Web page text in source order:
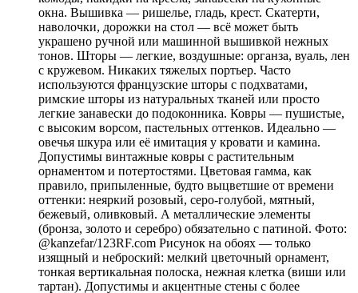
окна. Вышивка — ришелье, гладь, крест. Скатерти,
наволочки, дорожки на стол — всё может быть
украшено ручной или машинной вышивкой нежных
тонов. Шторы — легкие, воздушные: органза, вуаль, лен
с кружевом. Никаких тяжелых портьер. Часто
используются французские шторы с подхватами,
римские шторы из натуральных тканей или просто
легкие занавески до подоконника. Ковры — пушистые,
с высоким ворсом, пастельных оттенков. Идеально —
овечья шкура или её имитация у кровати и камина.
Допустимы винтажные ковры с растительным
орнаментом и потертостями. Цветовая гамма, как
правило, припыленные, будто выцветшие от времени
оттенки: неяркий розовый, серо-голубой, мятный,
бежевый, оливковый. А металлические элементы
(бронза, золото и серебро) обязательно с патиной. Фото:
@kanzefar/123RF.com Рисунок на обоях — только
изящный и неброский: мелкий цветочный орнамент,
тонкая вертикальная полоска, нежная клетка (виши или
тартан). Допустимы и акцентные стены с более